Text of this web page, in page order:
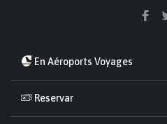
En Aéroports Voyages
Reservar